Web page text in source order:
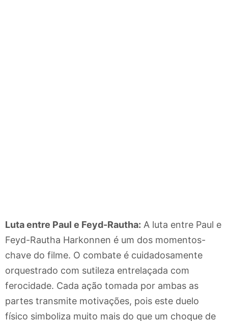
Luta entre Paul e Feyd-Rautha: A luta entre Paul e
Feyd-Rautha Harkonnen é um dos momentos-
chave do filme. O combate é cuidadosamente
orquestrado com sutileza entrelaçada com
ferocidade. Cada ação tomada por ambas as
partes transmite motivações, pois este duelo
físico simboliza muito mais do que um choque de